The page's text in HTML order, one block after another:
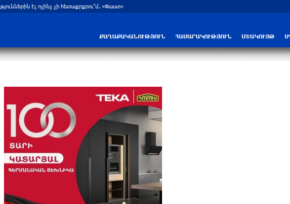
էլ ոչինչ չի հետաքրքրու՞մ. «Փաստ»
ՔԱՂԱՔԱԿԱՆՈՒԹՅՈՒՆ ՀԱՍԱՐԱԿՈՒԹՅՈՒՆ ՄՇԱԿՈՒՅԹ